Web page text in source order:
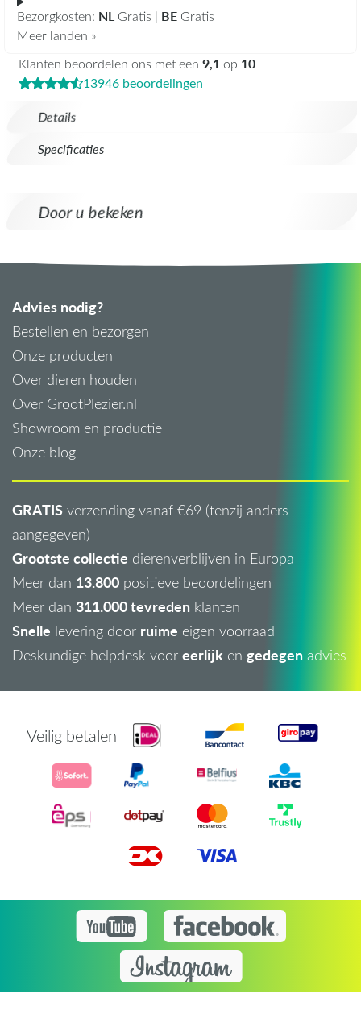
Details
Specificaties
Bezorgkosten: NL Gratis | BE Gratis
Meer landen »
Klanten beoordelen ons met een 9,1 op 10
13946 beoordelingen
Door u bekeken
Advies nodig?
Bestellen en bezorgen
Onze producten
Over dieren houden
Over GrootPlezier.nl
Showroom en productie
Onze blog
GRATIS verzending vanaf €69 (tenzij anders
aangegeven)
Grootste collectie dierenverblijven in Europa
Meer dan 13.800 positieve beoordelingen
Meer dan 311.000 tevreden klanten
Snelle levering door ruime eigen voorraad
Deskundige helpdesk voor eerlijk en gedegen advies
Veilig betalen